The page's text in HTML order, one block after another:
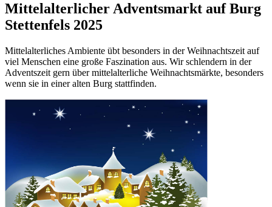
Mittelalterlicher Adventsmarkt auf Burg
Stettenfels 2025
Mittelalterliches Ambiente übt besonders in der Weihnachtszeit auf
viel Menschen eine große Faszination aus. Wir schlendern in der
Adventszeit gern über mittelalterliche Weihnachtsmärkte, besonders
wenn sie in einer alten Burg stattfinden.